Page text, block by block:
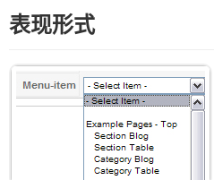
表现形式